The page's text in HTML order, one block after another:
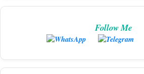
Follow Me